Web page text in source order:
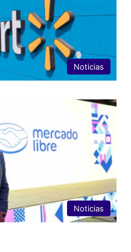
Noticias
Noticias